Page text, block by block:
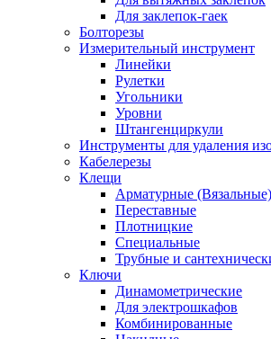
Для заклепок-гаек
Болторезы
Измерительный инструмент
Линейки
Рулетки
Угольники
Уровни
Штангенциркули
Инструменты для удаления
Кабелерезы
Клещи
Арматурные (Вязальные)
Переставные
Плотницкие
Специальные
Трубные и
Ключи
Динамометрические
Для электрошкафов
Комбинированные